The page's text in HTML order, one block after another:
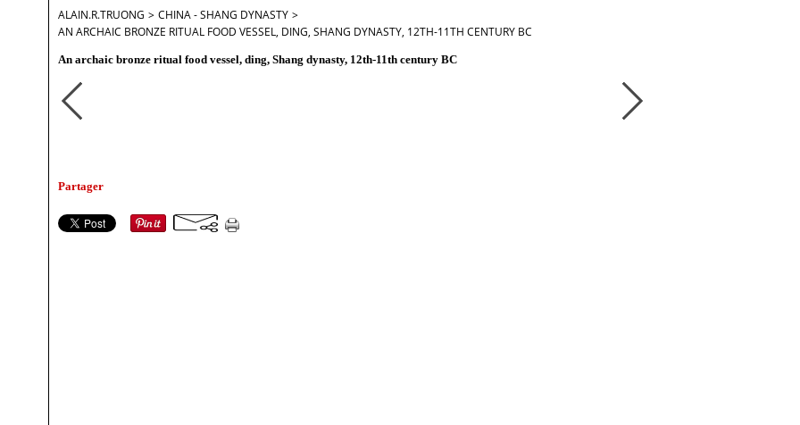
ALAIN.R.TRUONG > CHINA - SHANG DYNASTY >
AN ARCHAIC BRONZE RITUAL FOOD VESSEL, DING, SHANG DYNASTY, 12TH-11TH CENTURY BC
An archaic bronze ritual food vessel, ding, Shang dynasty, 12th-11th century BC
Partager